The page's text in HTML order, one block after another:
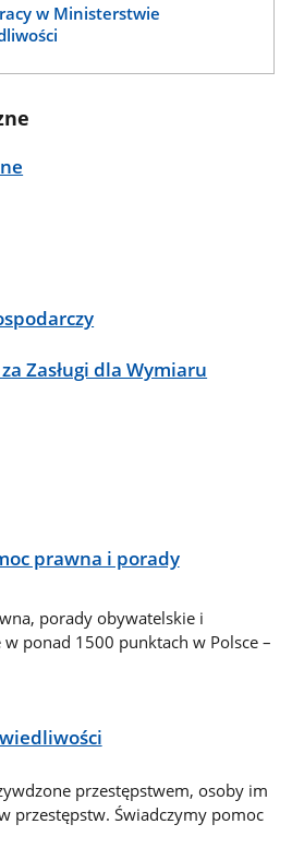
w Ministerstwie
Zasługi dla Wymiaru
prawna i porady
porady obywatelskie i
ponad 1500 punktach w Polsce –
przestępstwem, osoby im
przestępstw. Świadczymy pomoc